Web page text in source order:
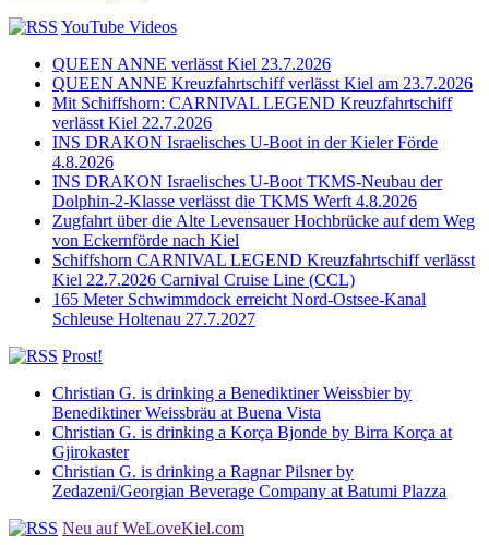
YouTube Videos
QUEEN ANNE verlässt Kiel 23.7.2026
QUEEN ANNE Kreuzfahrtschiff verlässt Kiel am 23.7.2026
Mit Schiffshorn: CARNIVAL LEGEND Kreuzfahrtschiff
verlässt Kiel 22.7.2026
INS DRAKON Israelisches U-Boot in der Kieler Förde
4.8.2026
INS DRAKON Israelisches U-Boot TKMS-Neubau der
Dolphin-2-Klasse verlässt die TKMS Werft 4.8.2026
Zugfahrt über die Alte Levensauer Hochbrücke auf dem Weg
von Eckernförde nach Kiel
Schiffshorn CARNIVAL LEGEND Kreuzfahrtschiff verlässt
Kiel 22.7.2026 Carnival Cruise Line (CCL)
165 Meter Schwimmdock erreicht Nord-Ostsee-Kanal
Schleuse Holtenau 27.7.2027
Prost!
Christian G. is drinking a Benediktiner Weissbier by
Benediktiner Weissbräu at Buena Vista
Christian G. is drinking a Korça Bjonde by Birra Korça at
Gjirokaster
Christian G. is drinking a Ragnar Pilsner by
Zedazeni/Georgian Beverage Company at Batumi Plazza
Neu auf WeLoveKiel.com